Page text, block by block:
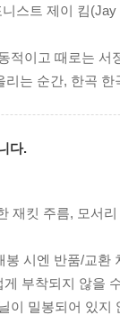
스트 제이 킴
동적이고 때로는
는 순간, 한곡
다.
재킷 주름, 모서
시엔 반품/교환
부착되지 않을
이 밀봉되어 있지